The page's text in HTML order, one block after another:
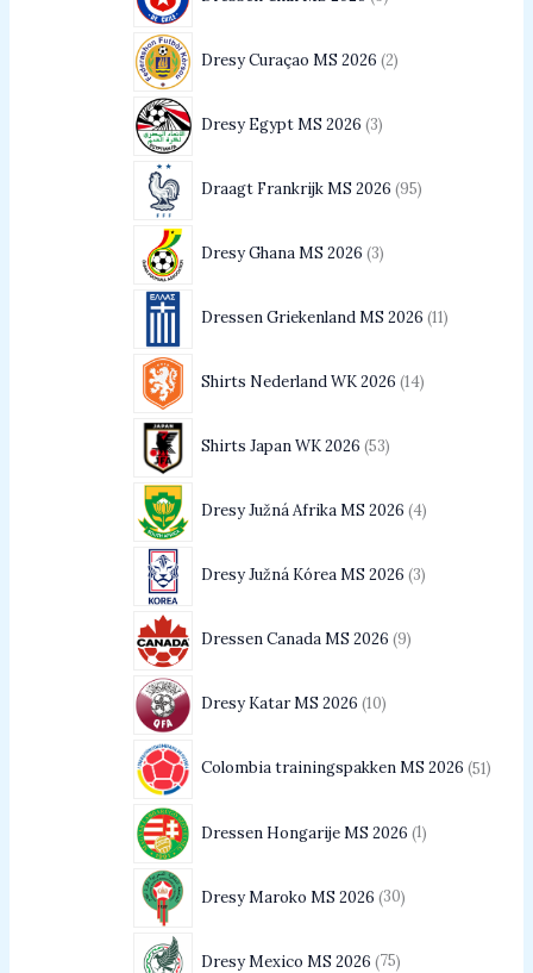
Dresy Curaçao MS 2026 2
Dresy Egypt MS 2026 3
Draagt Frankrijk MS 2026 95
Dresy Ghana MS 2026 3
Dressen Griekenland MS 2026 11
Shirts Nederland WK 2026 14
Shirts Japan WK 2026 53
Dresy Južná Afrika MS 2026 4
Dresy Južná Kórea MS 2026 3
Dressen Canada MS 2026 9
Dresy Katar MS 2026 10
Colombia trainingspakken MS 2026 51
Dressen Hongarije MS 2026 1
Dresy Maroko MS 2026 30
Dresy Mexico MS 2026 75